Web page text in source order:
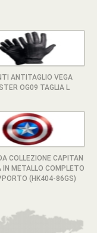
ANTITAGLIO VEGA
OG09 TAGLIA L
COLLEZIONE CAPITAN
IN METALLO COMPLETO
(HK404-86GS)